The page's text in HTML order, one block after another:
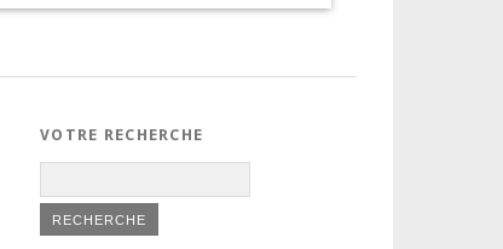
VOTRE RECHERCHE